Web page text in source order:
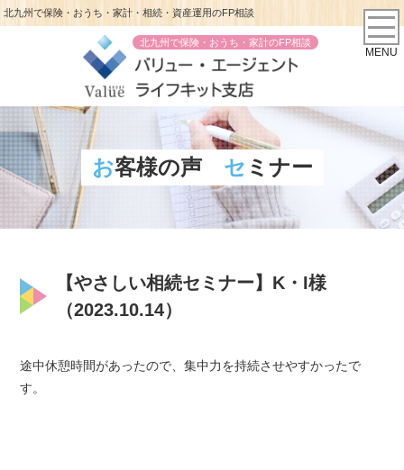
北九州で保険・おうち・家計・相続・資産運用のFP相談
北九州で保険・おうち・家計のFP相談
MENU
お客様の声 セミナー
【やさしい相続セミナー】K・I様
（2023.10.14）
途中休憩時間があったので、集中力を持続させやすかったで
す。